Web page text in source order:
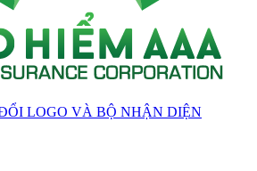
LOGO VÀ BỘ NHẬN DIỆN